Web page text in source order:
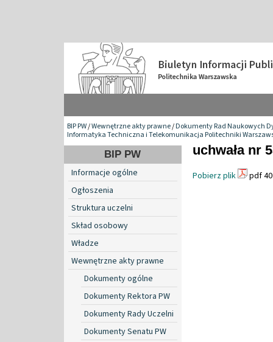
BIP PW/Wewnętrzne akty prawne/Dokumenty Rad Naukowych
Informatyka Techniczna i Telekomunikacja Politechniki
BIP PW
Informacje ogólne
Ogłoszenia
Struktura uczelni
Skład osobowy
Władze
Wewnętrzne akty prawne
Dokumenty ogólne
Dokumenty Rektora PW
Dokumenty Rady Uczelni
Dokumenty Senatu PW
uchwała nr
Pobierz plik pdf